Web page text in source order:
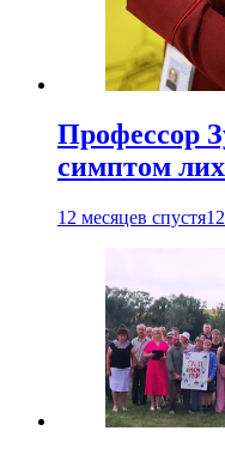
Профессор
симптом
12 месяцев спустя